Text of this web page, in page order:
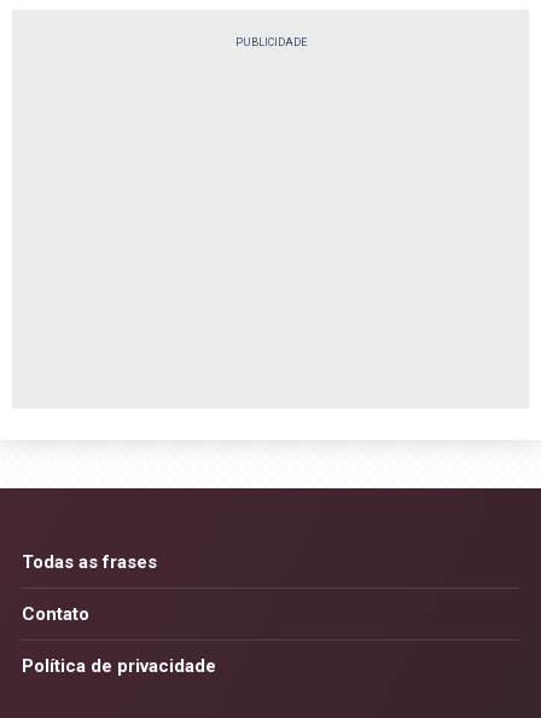
PUBLICIDADE
Todas as frases
Contato
Política de privacidade